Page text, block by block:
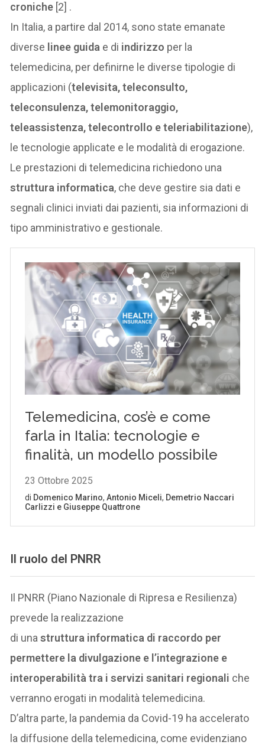
croniche [2] .
In Italia, a partire dal 2014, sono state emanate
diverse linee guida e di indirizzo per la
telemedicina, per definirne le diverse tipologie di
applicazioni (televisita, teleconsulto,
teleconsulenza, telemonitoraggio,
teleassistenza, telecontrollo e teleriabilitazione),
le tecnologie applicate e le modalità di erogazione.
Le prestazioni di telemedicina richiedono una
struttura informatica, che deve gestire sia dati e
segnali clinici inviati dai pazienti, sia informazioni di
tipo amministrativo e gestionale.
Il ruolo del PNRR
Il PNRR (Piano Nazionale di Ripresa e Resilienza)
prevede la realizzazione
di unastruttura informatica di raccordo per
permettere la divulgazione e l’integrazione e
interoperabilità tra i servizi sanitari regionali che
verranno erogati in modalità telemedicina.
D’altra parte, la pandemia da Covid-19 ha accelerato
la diffusione della telemedicina, come evidenziano